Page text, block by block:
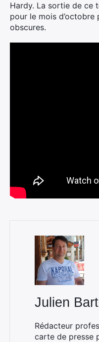
Hardy. La sortie de ce
pour le mois d’octobre
obscures.
Julien
Rédacteur
carte de presse